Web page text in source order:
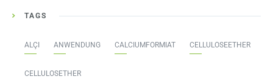
TAGS
ALÇI ANWENDUNG CALCIUMFORMIAT CELLULOSEETHER
CELLULOSETHER